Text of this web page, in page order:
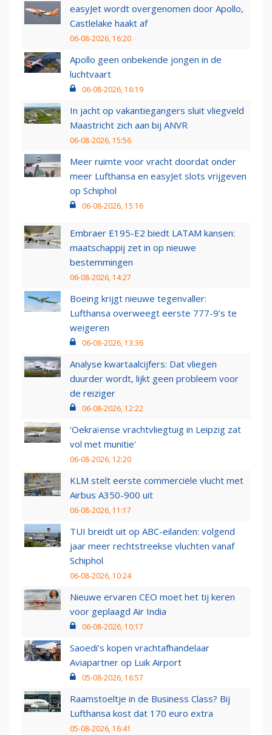
easyJet wordt overgenomen door Apollo,
Castlelake haakt af
06-08-2026, 16:20
Apollo geen onbekende jongen in de
luchtvaart
06-08-2026, 16:19
In jacht op vakantiegangers sluit vliegveld
Maastricht zich aan bij ANVR
06-08-2026, 15:56
Meer ruimte voor vracht doordat onder
meer Lufthansa en easyJet slots vrijgeven
op Schiphol
06-08-2026, 15:16
Embraer E195-E2 biedt LATAM kansen:
maatschappij zet in op nieuwe
bestemmingen
06-08-2026, 14:27
Boeing krijgt nieuwe tegenvaller:
Lufthansa overweegt eerste 777-9’s te
weigeren
06-08-2026, 13:36
Analyse kwartaalcijfers: Dat vliegen
duurder wordt, lijkt geen probleem voor
de reiziger
06-08-2026, 12:22
'Oekraïense vrachtvliegtuig in Leipzig zat
vol met munitie'
06-08-2026, 12:20
KLM stelt eerste commerciële vlucht met
Airbus A350-900 uit
06-08-2026, 11:17
TUI breidt uit op ABC-eilanden: volgend
jaar meer rechtstreekse vluchten vanaf
Schiphol
06-08-2026, 10:24
Nieuwe ervaren CEO moet het tij keren
voor geplaagd Air India
06-08-2026, 10:17
Saoedi’s kopen vrachtafhandelaar
Aviapartner op Luik Airport
05-08-2026, 16:57
Raamstoeltje in de Business Class? Bij
Lufthansa kost dat 170 euro extra
05-08-2026, 16:41